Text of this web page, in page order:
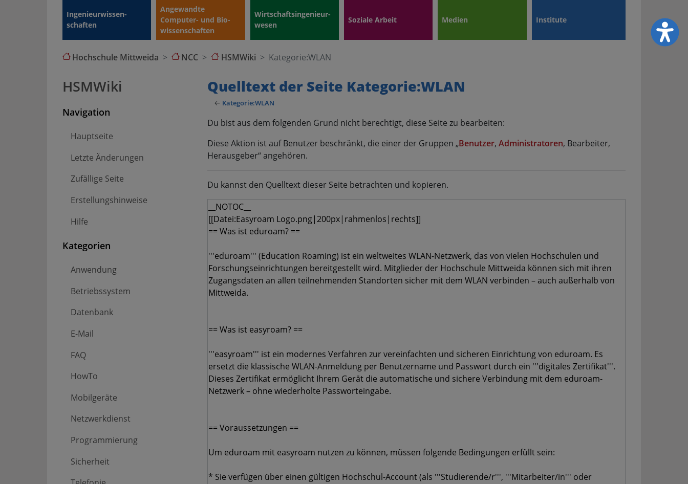
Ingenieur­wissen­
schaften
Angewandte
Computer- und Bio­
wissen­schaften
Wirtschafts­ingenieur­
wesen
Soziale Arbeit Medien Institute
Hochschule Mittweida NCC HSMWiki Kategorie:WLAN
HSMWiki
Navigation
Hauptseite
Letzte Änderungen
Zufällige Seite
Erstellungshinweise
Hilfe
Kategorien
Anwendung
Betriebssystem
Datenbank
E-Mail
FAQ
HowTo
Mobilgeräte
Netzwerkdienst
Programmierung
Sicherheit
Quelltext der Seite Kategorie:WLAN
← Kategorie:WLAN
Du bist aus dem folgenden Grund nicht berechtigt, diese Seite zu bearbeiten:
Diese Aktion ist auf Benutzer beschränkt, die einer der Gruppen „Benutzer, Administratoren, Bearbeiter,
Herausgeber“ angehören.
Du kannst den Quelltext dieser Seite betrachten und kopieren.